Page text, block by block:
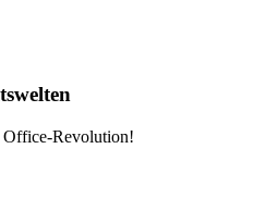
Office-Revolution!